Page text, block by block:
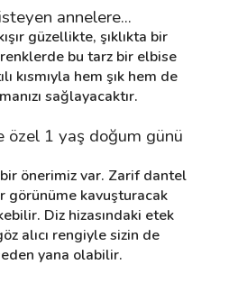
annelere...
güzellikte, şıklıkta bir
bu tarz bir elbise
kısmıyla hem şık hem de
sağlayacaktır.
özel 1 yaş doğum günü
önerimiz var. Zarif dantel
görünüme kavuşturacak
Diz hizasındaki etek
alıcı rengiyle sizin de
yana olabilir.